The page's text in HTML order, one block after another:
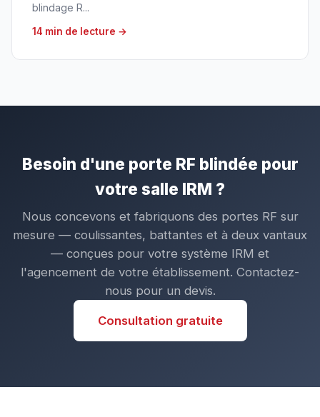
blindage R...
14 min de lecture →
Besoin d'une porte RF blindée pour
votre salle IRM ?
Nous concevons et fabriquons des portes RF sur
mesure — coulissantes, battantes et à deux vantaux
— conçues pour votre système IRM et
l'agencement de votre établissement. Contactez-
nous pour un devis.
Consultation gratuite